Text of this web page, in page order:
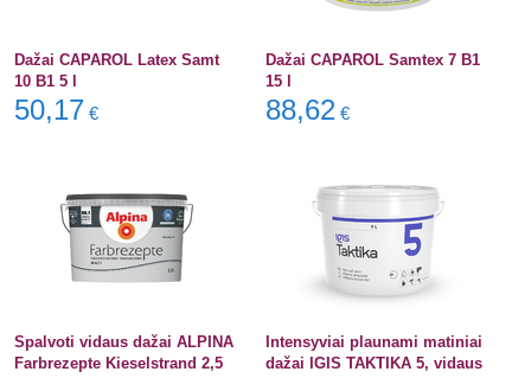
Dažai CAPAROL Latex Samt
10 B1 5 l
50,17 €
Dažai CAPAROL Samtex 7 B1
15 l
88,62 €
Spalvoti vidaus dažai ALPINA
Farbrezepte Kieselstrand 2,5
Intensyviai plaunami matiniai
dažai IGIS TAKTIKA 5, vidaus